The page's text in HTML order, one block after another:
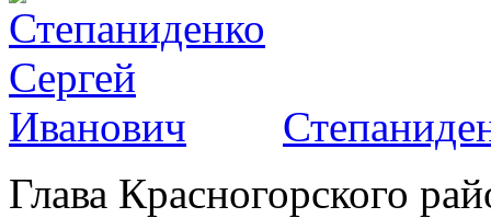
Глава Красногорского